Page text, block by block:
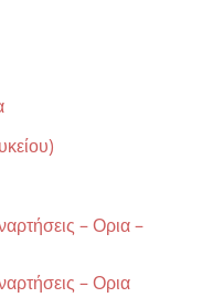
– Ορια –
– Ορια